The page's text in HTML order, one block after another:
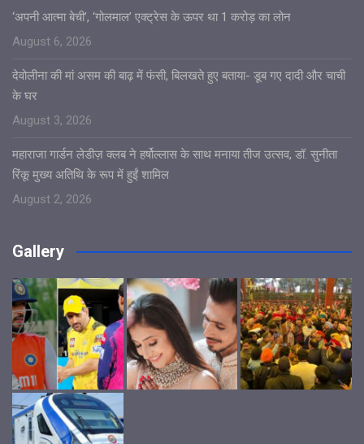
‘अपनी आत्मा बेची’, ‘गोलमाल’ एक्ट्रेस के ऊपर था 1 करोड़ का लोन
August 6, 2026
देवोलीना की मां असम की बाढ़ में फंसी, बिलखते हुए बताया- डूब गए दादी और चाची
के घर
August 3, 2026
महाराजा गार्डन लेडीज़ क्लब ने हर्षोल्लास के साथ मनाया तीज उत्सव, डॉ. सुनीता
रिंकू मुख्य अतिथि के रूप में हुईं शामिल
August 2, 2026
Gallery